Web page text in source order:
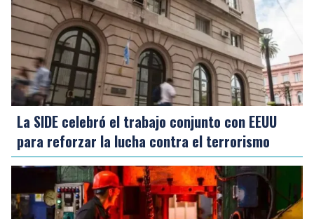
La SIDE celebró el trabajo conjunto con EEUU
para reforzar la lucha contra el terrorismo